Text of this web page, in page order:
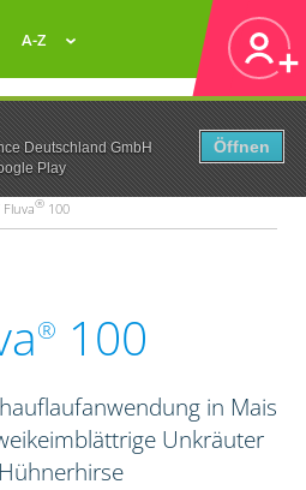
Deutschland GmbH
Play
Öffnen
A-Z
® 100
® 100
in Mais
Unkräuter